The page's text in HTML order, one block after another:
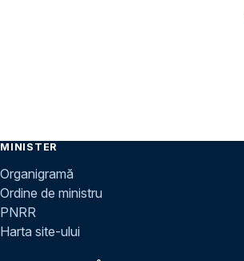
MINISTER
Organigramă
Ordine de ministru
PNRR
Harta site-ului